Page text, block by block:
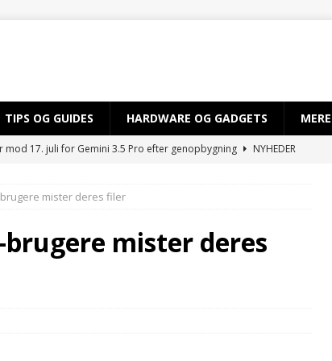
TIPS OG GUIDES HARDWARE OG GADGETS MERE
mod 17. juli for Gemini 3.5 Pro efter genopbygning
NYHEDER
INTELLIGENS
EU adgang til ny AI-model, mens Anthropic holder igen
mister deres filer
mister deres